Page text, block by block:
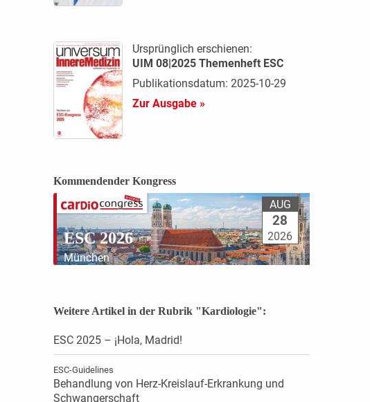
Ursprünglich erschienen:
UIM 08|2025 Themenheft ESC
Publikationsdatum: 2025-10-29
Zur Ausgabe »
Kommendender Kongress
ESC 2026
München
AUG
28
2026
Weitere Artikel in der Rubrik "Kardiologie":
ESC 2025 – ¡Hola, Madrid!
ESC-Guidelines
Behandlung von Herz-Kreislauf-Erkrankung und
Schwangerschaft